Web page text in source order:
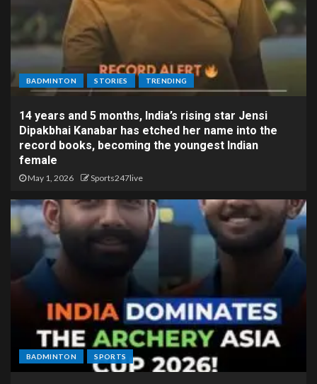
BADMINTON STORIES TRENDING
14 years and 5 months, India’s rising star Jensi
Dipakbhai Kanabar has etched her name into the
record books, becoming the youngest Indian
female
May 1, 2026 Sports247live
BADMINTON SPORTS